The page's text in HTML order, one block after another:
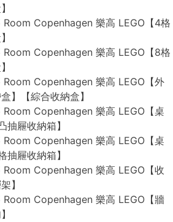
Copenhagen 樂高 LEGO【4格
Copenhagen 樂高 LEGO【8格
Copenhagen 樂高 LEGO【外
】【綜合收納盒】
Copenhagen 樂高 LEGO【桌
抽屜收納箱】
Copenhagen 樂高 LEGO【桌
抽屜收納箱】
Copenhagen 樂高 LEGO【收
】
Copenhagen 樂高 LEGO【牆